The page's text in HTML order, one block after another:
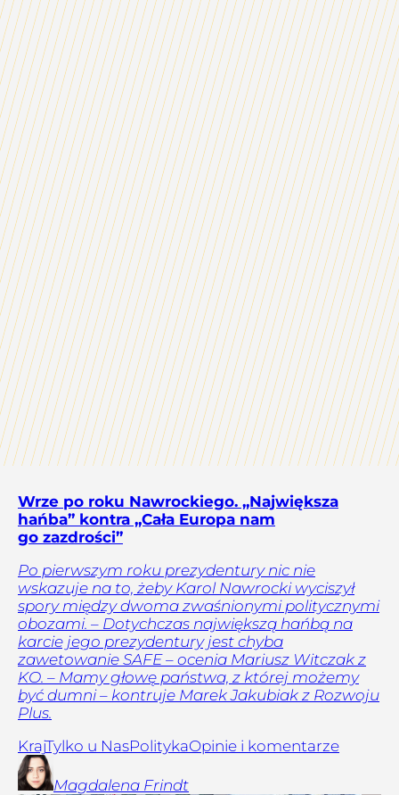
Wrze po roku Nawrockiego. „Największa
hańba” kontra „Cała Europa nam
go zazdrości”
Po pierwszym roku prezydentury nic nie
wskazuje na to, żeby Karol Nawrocki wyciszył
spory między dwoma zwaśnionymi politycznymi
obozami. – Dotychczas największą hańbą na
karcie jego prezydentury jest chyba
zawetowanie SAFE – ocenia Mariusz Witczak z
KO. – Mamy głowę państwa, z której możemy
być dumni – kontruje Marek Jakubiak z Rozwoju
Plus.
KrajTylko u NasPolitykaOpinie i komentarze
Magdalena Frindt